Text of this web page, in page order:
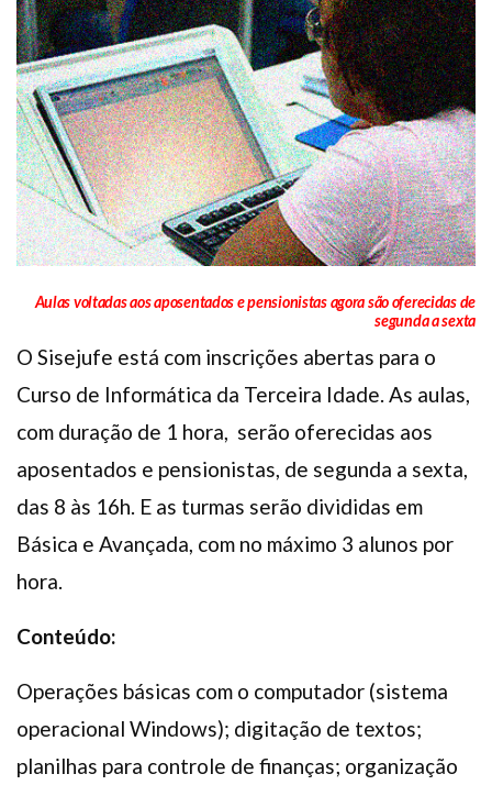
Aulas voltadas aos aposentados e pensionistas agora são oferecidas de
segunda a sexta
O Sisejufe está com inscrições abertas para o
Curso de Informática da Terceira Idade. As aulas,
com duração de 1 hora, serão oferecidas aos
aposentados e pensionistas, de segunda a sexta,
das 8 às 16h. E as turmas serão divididas em
Básica e Avançada, com no máximo 3 alunos por
hora.
Conteúdo:
Operações básicas com o computador (sistema
operacional Windows); digitação de textos;
planilhas para controle de finanças; organização
Plano de Saúde
Assistência Funeral
Pós-graduação
FacebookInstagramTwitter YoutubeTikTok Whatsapp